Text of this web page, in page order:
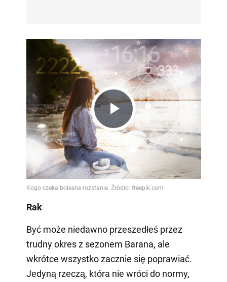
Play
Video
Rak
Być może niedawno przeszedłeś przez
trudny okres z sezonem Barana, ale
wkrótce wszystko zacznie się poprawiać.
Jedyną rzeczą, która nie wróci do normy,